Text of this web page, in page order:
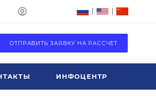
| |
ОТПРАВИТЬ ЗАЯВКУ НА РАССЧЕТ
ИНФОЦЕНТР